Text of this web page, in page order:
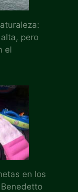
pero
el
en los